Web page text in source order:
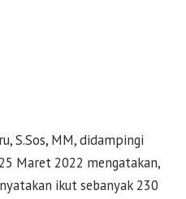
S.Sos, MM, didampingi
Maret 2022 mengatakan,
ikut sebanyak 230